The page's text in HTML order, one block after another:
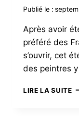
Publié le :
Après avoir
préféré des
s’ouvrir, cet
des peintres
LIRE LA SUITE